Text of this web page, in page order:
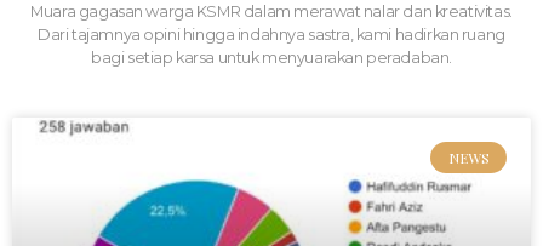
Muara gagasan warga KSMR dalam merawat nalar dan kreativitas.
Dari tajamnya opini hingga indahnya sastra, kami hadirkan ruang
bagi setiap karsa untuk menyuarakan peradaban.
NEWS